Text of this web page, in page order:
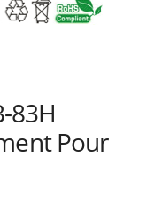
83H
Pour